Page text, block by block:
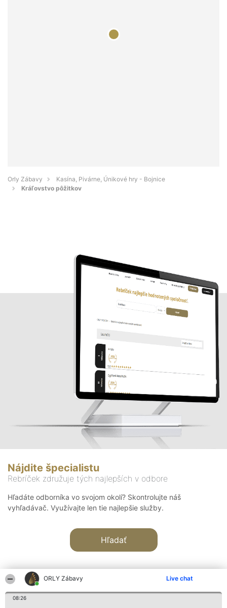
ORLY Zábavy Live chat
08:26
Orly Zábavy
Kasína, Pivárne, Únikové hry - Bojnice
Kráľovstvo pôžitkov
Nájdite špecialistu
Rebríček združuje tých najlepších v odbore
Hľadáte odborníka vo svojom okolí? Skontrolujte náš
vyhľadávač. Využívajte len tie najlepšie služby.
Hľadať